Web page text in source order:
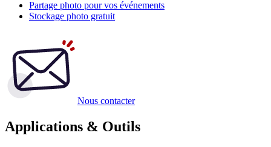
Partage photo pour vos événements
Stockage photo gratuit
Nous contacter
Applications & Outils